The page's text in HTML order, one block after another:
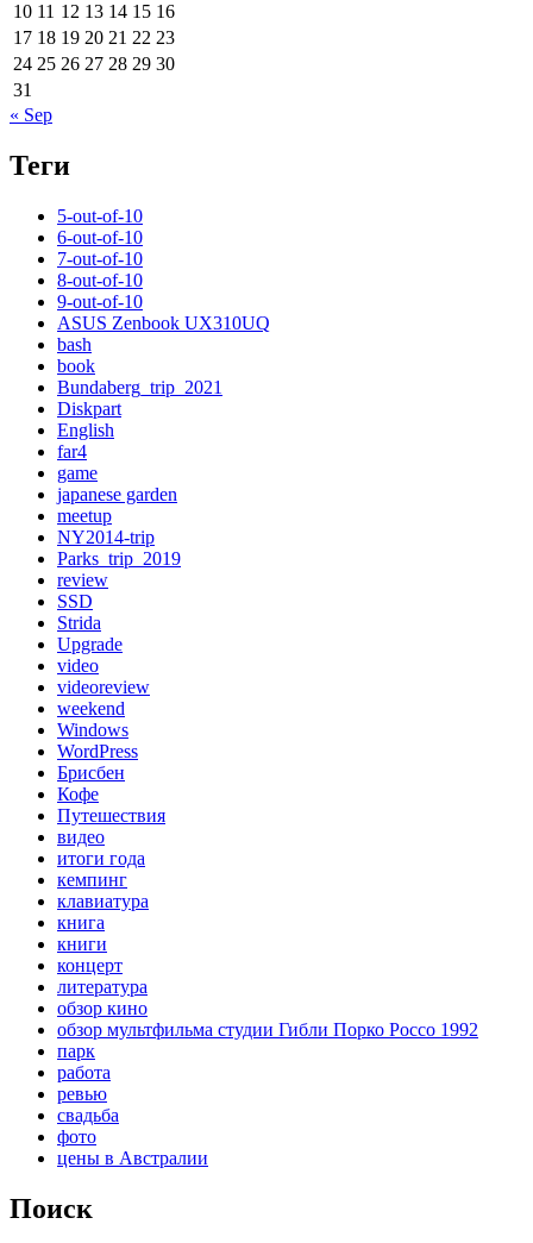
10 11 12 13 14 15 16
17 18 19 20 21 22 23
24 25 26 27 28 29 30
31
« Sep
Теги
5-out-of-10
6-out-of-10
7-out-of-10
8-out-of-10
9-out-of-10
ASUS Zenbook UX310UQ
bash
book
Bundaberg_trip_2021
Diskpart
English
far4
game
japanese garden
meetup
NY2014-trip
Parks_trip_2019
review
SSD
Strida
Upgrade
video
videoreview
weekend
Windows
WordPress
Брисбен
Кофе
Путешествия
видео
итоги года
кемпинг
клавиатура
книга
книги
концерт
литература
обзор кино
обзор мультфильма студии Гибли Порко Россо 1992
парк
работа
ревью
свадьба
фото
цены в Австралии
Поиск